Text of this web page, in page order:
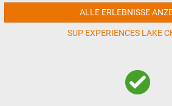
ALLE ERLEBNISSE
SUP EXPERIENCES LAKE